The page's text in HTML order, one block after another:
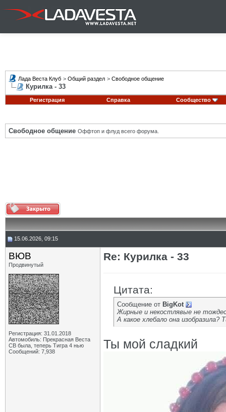
Лада Веста Клуб > Общий раздел > Свободное общение
Курилка - 33
Регистрация Справка Сообщество
Свободное общение Оффтоп и флуд всего форума.
15.06.2026, 09:15
ВЮВ
Продвинутый
Регистрация: 31.01.2018
Автомобиль: Прекрасная Веста
СВ была, теперь Тигра 4 нью
Сообщений: 7,938
Re: Курилка - 33
Цитата:
Сообщение от BigKot
Жирные и некостлявые не
А какое хлебало она изобразила?
Ты мой сладкий